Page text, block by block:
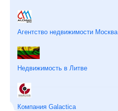
Агентство недвижимости Москва
Недвижимость в Литве
Компания Galactica